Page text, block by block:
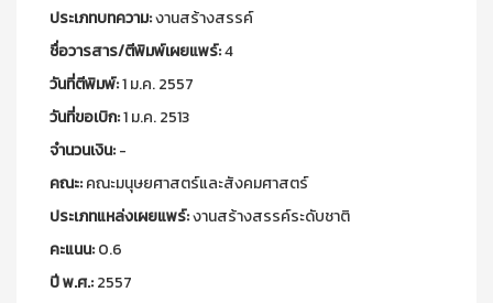
ประเภทบทความ:งานสร้างสรรค์
ชื่อวารสาร/ตีพิมพ์เผยแพร์:4
วันที่ตีพิมพ์:1 ม.ค. 2557
วันที่ขอเบิก:1 ม.ค. 2513
จำนวนเงิน:-
คณะ:คณะมนุษยศาสตร์และสังคมศาสตร์
ประเภทแหล่งเผยแพร์:งานสร้างสรรค์ระดับชาติ
คะแนน:0.6
ปี พ.ศ.:2557